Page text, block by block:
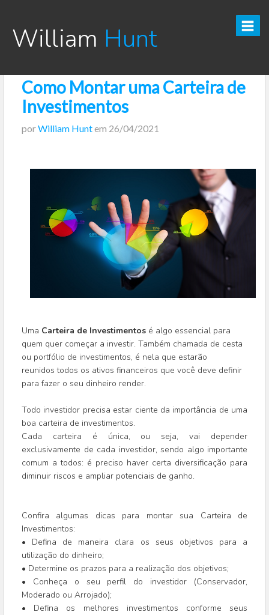
William Hunt
CURSO TESOURO DIRETO PRO
PODCAST
Como Montar uma Carteira de
Investimentos
porWilliam Huntem 26/04/2021
Uma Carteira de Investimentos é algo essencial para
quem quer começar a investir. Também chamada de cesta
ou portfólio de investimentos, é nela que estarão
reunidostodos os ativos financeiros que você deve definir
para fazer o seu dinheiro render.
Todo investidor precisa estar ciente da importância de uma
boa carteira de investimentos.
Cada carteira é única, ou seja, vai depender
exclusivamente de cada investidor, sendo algo importante
comum a todos: é preciso haver certa diversificação para
diminuir riscos e ampliar potenciais de ganho.
Confira algumas dicas para montar sua Carteira de
Investimentos:
• Defina de maneira clara os seus objetivos para a
utilização do dinheiro;
• Determine os prazos para a realização dos objetivos;
• Conheça o seu perfil do investidor (Conservador,
Moderado ou Arrojado);
• Defina os melhores investimentos conforme seus